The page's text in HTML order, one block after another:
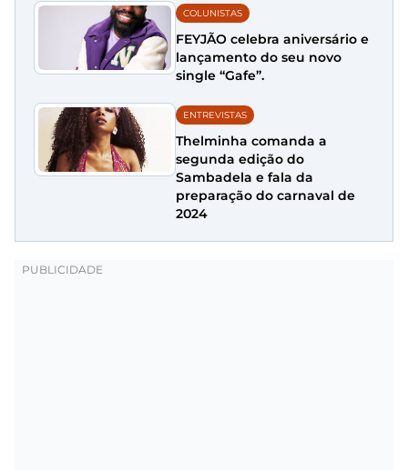
COLUNISTAS
FEYJÃO celebra aniversário e
lançamento do seu novo
single “Gafe”.
ENTREVISTAS
Thelminha comanda a
segunda edição do
Sambadela e fala da
preparação do carnaval de
2024